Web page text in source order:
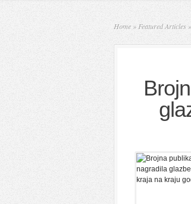
Home » Featured Articles »